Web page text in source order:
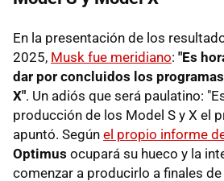
En la presentación de los
2025, Musk fue meridiano: "Es
dar por concluidos los
X". Un adiós que será paulatino:
producción de los Model S y X el
apuntó. Según el propio informe
Optimus ocupará su hueco y la
comenzar a producirlo a finales